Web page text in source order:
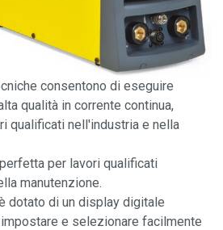
consentono di eseguire
qualità in corrente continua,
qualificati nell'industria e nella
perfetta per lavori qualificati
manutenzione.
dotato di un display digitale
e selezionare facilmente